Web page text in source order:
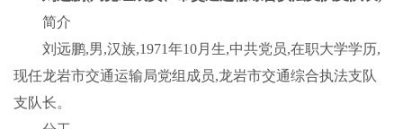
简介
刘远鹏,男,汉族,1971年10月生,中共党员,在职大学学历,
现任龙岩市交通运输局党组成员,龙岩市交通综合执法支队
支队长。